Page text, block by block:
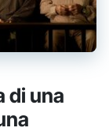
di una